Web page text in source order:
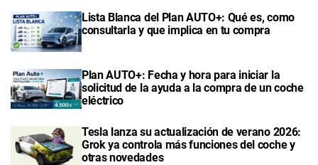
Lista Blanca del Plan AUTO+: Qué es, como
consultarla y que implica en tu compra
Plan AUTO+: Fecha y hora para iniciar la
solicitud de la ayuda a la compra de un coche
eléctrico
Tesla lanza su actualización de verano 2026:
Grok ya controla más funciones del coche y
otras novedades